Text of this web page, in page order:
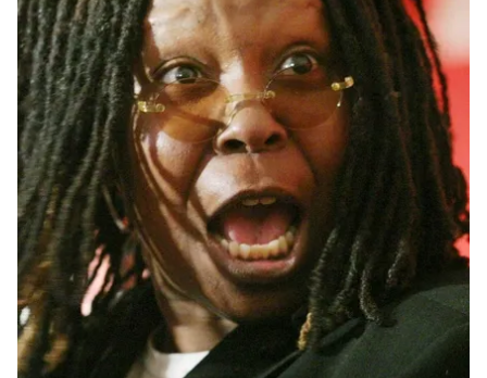
toplumu hizmetlerinin sunulması amacıyla
kullanılmaktadır. Diğer çerezler, sitemizin daha işlevsel
kılınması ve kişiselleştirilmesi ve sizlere yönelik
reklam/pazarlama faaliyetlerinin yapılması, amaçlarıyla
sınırlı olarak açık rızanız dahilinde kullanılacaktır.
Çerezlere ilişkin tercihlerinizi aşağıda yer alan panel
vasıtasıyla belirleyebilirsiniz. Çerezlere ilişkin detaylı bilgi
için Ayarlar butonuna tıklayabilir,Çerez Bilgilendirme
Metnimiziziyaret edebilirsiniz.
6698 sayılı Kişisel Verilerin Korunması Kanunu uyarınca
hazırlanmış Aydınlatma Metnimizi okumak ve sitemizde
ilgili mevzuata uygun olarak kullanılan çerezlerle ilgili bilgi